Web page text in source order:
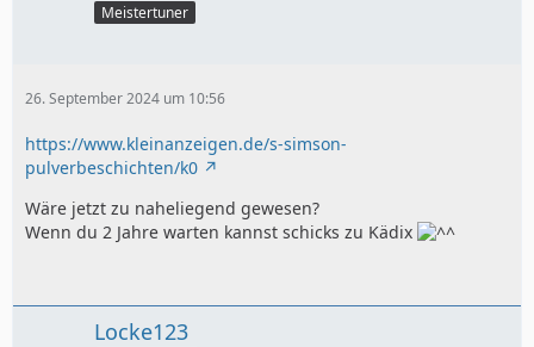
Meistertuner
26. September 2024 um 10:56
https://www.kleinanzeigen.de/s-simson-
pulverbeschichten/k0
Wäre jetzt zu naheliegend gewesen?
Wenn du 2 Jahre warten kannst schicks zu Kädix
Locke123